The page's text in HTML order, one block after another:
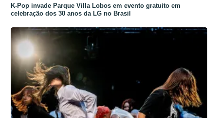
K-Pop invade Parque Villa Lobos em evento gratuito em
celebração dos 30 anos da LG no Brasil